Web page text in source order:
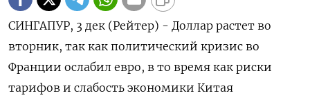
СИНГАПУР, 3 дек (Рейтер) - Доллар растет во
вторник, так как политический кризис во
Франции ослабил евро, в то время как риски
тарифов и слабость экономики Китая